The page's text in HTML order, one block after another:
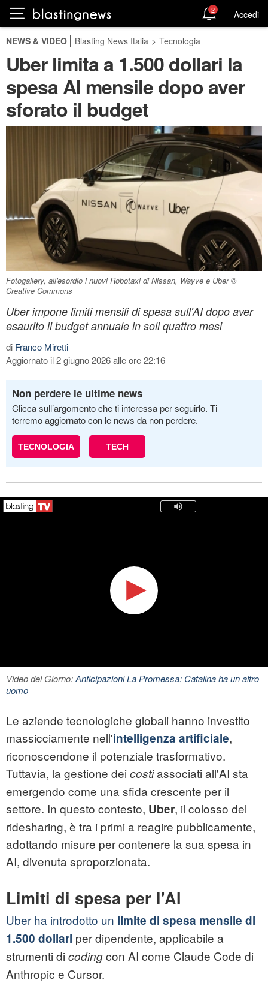
2 Accedi
NEWS & VIDEO Blasting News Italia > Tecnologia
Uber limita a 1.500 dollari la
spesa AI mensile dopo aver
sforato il budget
Fotogallery, all'esordio i nuovi Robotaxi di Nissan, Wayve e Uber ©
Creative Commons
Uber impone limiti mensili di spesa sull'AI dopo aver
esaurito il budget annuale in soli quattro mesi
di Franco Miretti
Aggiornato il 2 giugno 2026 alle ore 22:16
Non perdere le ultime news
Clicca sull’argomento che ti interessa per seguirlo. Ti
terremo aggiornato con le news da non perdere.
TECNOLOGIA TECH
Video del Giorno:Anticipazioni La Promessa: Catalina ha un altro
uomo
Le aziende tecnologiche globali hanno investito
massicciamente nell'intelligenza artificiale,
riconoscendone il potenziale trasformativo.
Tuttavia, la gestione dei costiassociati all'AI sta
emergendo come una sfida crescente per il
settore. In questo contesto, Uber, il colosso del
ridesharing, è tra i primi a reagire pubblicamente,
adottando misure per contenere la sua spesa in
AI, divenuta sproporzionata.
Limiti di spesa per l'AI
Uber ha introdotto un limite di spesa mensile di
1.500 dollari per dipendente, applicabile a
strumenti di codingcon AI come Claude Code di
Anthropic e Cursor.